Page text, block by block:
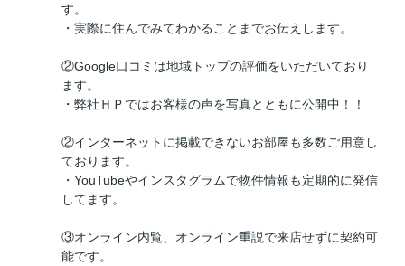
す。
・実際に住んでみてわかることまでお伝えします。
②Google口コミは地域トップの評価をいただいており
ます。
・弊社ＨＰではお客様の声を写真とともに公開中！！
②インターネットに掲載できないお部屋も多数ご用意し
ております。
・YouTubeやインスタグラムで物件情報も定期的に発信
してます。
③オンライン内覧、オンライン重説で来店せずに契約可
能です。